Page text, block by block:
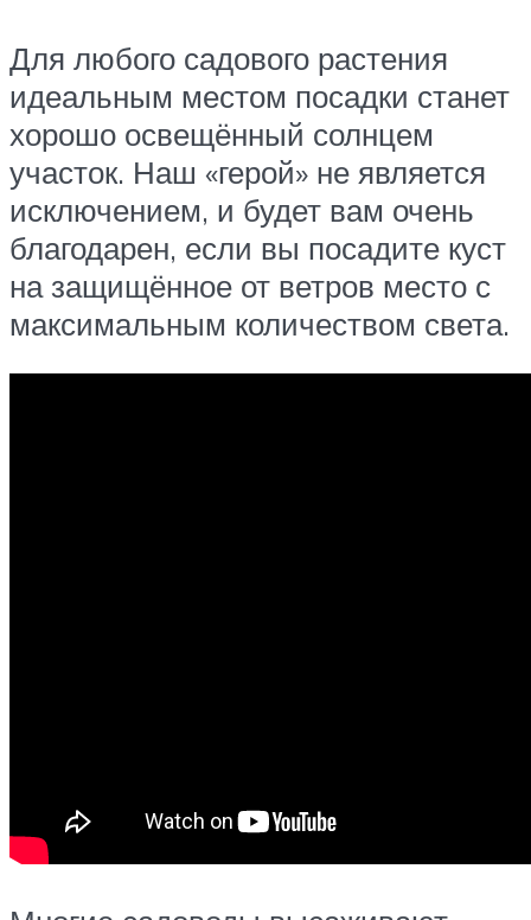
Для любого садового растения
идеальным местом посадки станет
хорошо освещённый солнцем
участок. Наш «герой» не является
исключением, и будет вам очень
благодарен, если вы посадите куст
на защищённое от ветров место с
максимальным количеством света.